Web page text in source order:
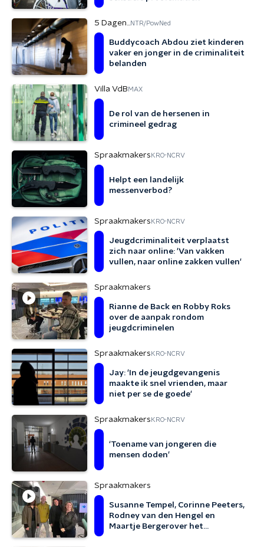
5 Dagen...NTR/PowNed
Buddycoach Abdou ziet kinderen
vaker en jonger in de criminaliteit
belanden
Villa VdB MAX
De rol van de hersenen in
crimineel gedrag
Spraakmakers KRO-NCRV
Helpt een landelijk
messenverbod?
Spraakmakers KRO-NCRV
Jeugdcriminaliteit verplaatst
zich naar online: 'Van vakken
vullen, naar online zakken vullen'
Spraakmakers
Rianne de Back en Robby Roks
over de aanpak rondom
jeugdcriminelen
Spraakmakers KRO-NCRV
Jay: 'In de jeugdgevangenis
maakte ik snel vrienden, maar
niet per se de goede'
Spraakmakers KRO-NCRV
‘Toename van jongeren die
mensen doden’
Spraakmakers
Susanne Tempel, Corinne Peeters,
Rodney van den Hengel en
Maartje Bergerover het